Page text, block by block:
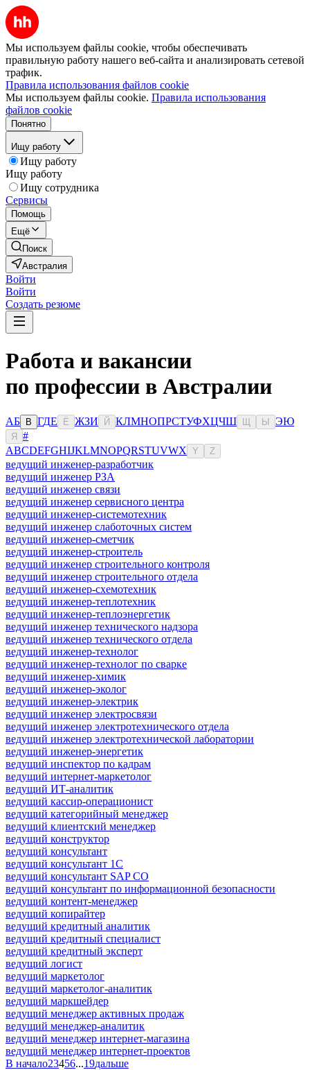
Мы используем файлы cookie, чтобы обеспечивать
правильную работу нашего веб-сайта и анализировать сетевой
трафик.
Правила использования файлов cookie
Мы используем файлы cookie. Правила использования
файлов cookie
Понятно
Ищу работу
Ищу работу
Ищу работу
Ищу сотрудника
Сервисы
Помощь
Ещё
Поиск
Австралия
Войти
Войти
Создать резюме
Работа и вакансии
по профессии в Австралии
АБ В ГДЕ Ё ЖЗИ Й КЛМНОПРСТУФХЦЧШ Ы ЭЮ
Я
#
ABCDEFGHIJKLMNOPQRSTUVWX Y Z
ведущий инженер-разработчик
ведущий инженер РЗА
ведущий инженер связи
ведущий инженер сервисного центра
ведущий инженер-системотехник
ведущий инженер слаботочных систем
ведущий инженер-сметчик
ведущий инженер-строитель
ведущий инженер строительного контроля
ведущий инженер строительного отдела
ведущий инженер-схемотехник
ведущий инженер-теплотехник
ведущий инженер-теплоэнергетик
ведущий инженер технического надзора
ведущий инженер технического отдела
ведущий инженер-технолог
ведущий инженер-технолог по сварке
ведущий инженер-химик
ведущий инженер-эколог
ведущий инженер-электрик
ведущий инженер электросвязи
ведущий инженер электротехнического отдела
ведущий инженер электротехнической лаборатории
ведущий инженер-энергетик
ведущий инспектор по кадрам
ведущий интернет-маркетолог
ведущий ИТ-аналитик
ведущий кассир-операционист
ведущий категорийный менеджер
ведущий клиентский менеджер
ведущий конструктор
ведущий консультант
ведущий консультант 1С
ведущий консультант SAP CO
ведущий консультант по информационной безопасности
ведущий контент-менеджер
ведущий копирайтер
ведущий кредитный аналитик
ведущий кредитный специалист
ведущий кредитный эксперт
ведущий логист
ведущий маркетолог
ведущий маркетолог-аналитик
ведущий маркшейдер
ведущий менеджер активных продаж
ведущий менеджер-аналитик
ведущий менеджер интернет-магазина
ведущий менеджер интернет-проектов
В начало23456...19дальше